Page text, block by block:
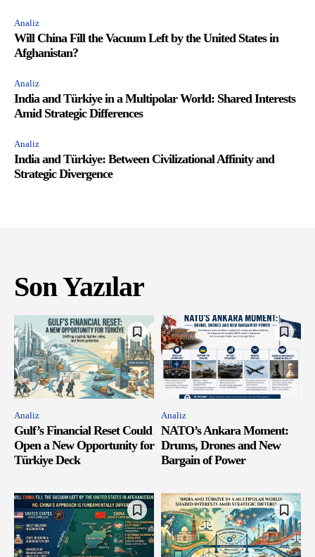
Analiz
Will China Fill the Vacuum Left by the United States in
Afghanistan?
Analiz
India and Türkiye in a Multipolar World: Shared Interests
Amid Strategic Differences
Analiz
India and Türkiye: Between Civilizational Affinity and
Strategic Divergence
Son Yazılar
Analiz
Gulf’s Financial Reset Could
Open a New Opportunity for
Türkiye Deck
Analiz
NATO’s Ankara Moment:
Drums, Drones and New
Bargain of Power